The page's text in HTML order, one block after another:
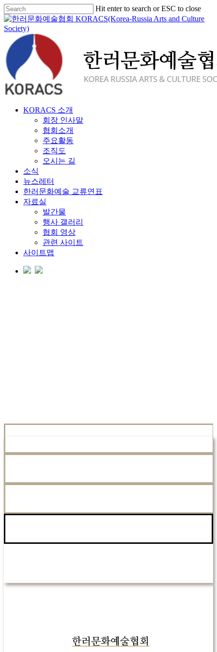
Skip
to
main
content
Hit enter to search or ESC to close
Close
Search
Menu
KORACS 소개
회장 인사말
협회소개
주요활동
조직도
오시는 길
소식
뉴스레터
한러문화예술 교류연표
자료실
발간물
행사 갤러리
협회 영상
관련 사이트
사이트맵
한러문화예술협회